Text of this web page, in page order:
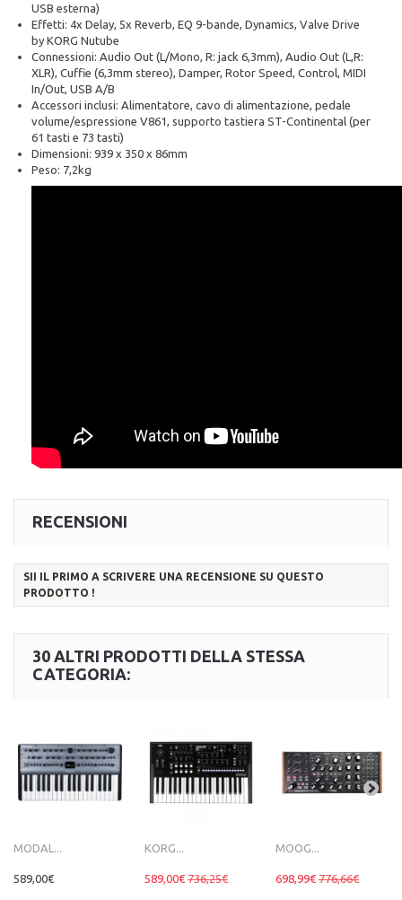
USB esterna)
Effetti: 4x Delay, 5x Reverb, EQ 9-bande, Dynamics, Valve Drive
by KORG Nutube
Connessioni: Audio Out (L/Mono, R: jack 6,3mm), Audio Out (L,R:
XLR), Cuffie (6,3mm stereo), Damper, Rotor Speed, Control, MIDI
In/Out, USB A/B
Accessori inclusi: Alimentatore, cavo di alimentazione, pedale
volume/espressione V861, supporto tastiera ST-Continental (per
61 tasti e 73 tasti)
Dimensioni: 939 x 350 x 86mm
Peso: 7,2kg
RECENSIONI
SII IL PRIMO A SCRIVERE UNA RECENSIONE SU QUESTO
PRODOTTO !
30 ALTRI PRODOTTI DELLA STESSA
CATEGORIA:
MODAL...
589,00€
KORG...
589,00€ 736,25€
MOOG...
698,99€ 776,66€